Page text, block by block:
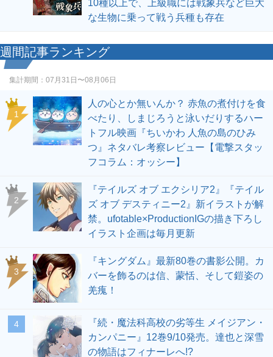
10種以上で、上級職には戦象兵など巨大
な生物に乗って戦う兵種も存在
週間記事ランキング
集計期間： 07月31日〜08月06日
1
人の心とか無いんか？ 赤魚の煮付けを食
べたり、しまじろうと泳いだりするハー
トフル映画『ちいかわ 人魚の島のひみ
つ』ネタバレ考察レビュー【電撃スタッ
フコラム：オッシー】
2
『テイルズ オブ エクシリア2』『テイル
ズ オブ デスティニー2』新イラストが解
禁。ufotable×ProductionIGの描き下ろし
イラスト企画は毎月更新
3
『キングダム』最新80巻の書影公開。カ
バーを飾るのは信、蒙恬、そして鎧姿の
羌瘣！
4
『続・魔法科高校の劣等生 メイジアン・
カンパニー』12巻9/10発売。達也と深雪
の物語はフィナーレへ!?